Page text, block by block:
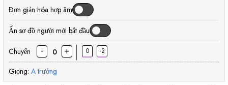
Đơn giản hóa hợp âm
Ẩn sơ đồ người mới bắt đầu
Chuyển - 0 + 0 -2
Giọng: A trưởng
hợp hợp hợp hợp hợp hợp